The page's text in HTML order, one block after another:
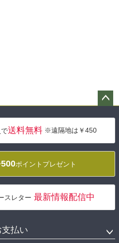
へ
送料無料 ※遠隔地は￥450
500ポイントプレゼント
スレター 最新情報配信中
支払い